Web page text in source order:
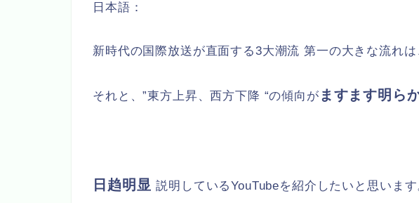
日本語：
新時代の国際放送が直面する3大潮流第一の大きな流れ
それと、”東方上昇、西方下降 “の傾向が ますます明ら
日趋明显説明しているYouTubeを紹介したいと思います